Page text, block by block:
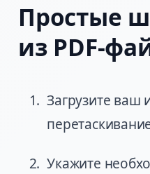
Простые
из PDF-
Загрузите ваш
Укажите